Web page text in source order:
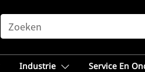
SEARCH
Industrie Service En